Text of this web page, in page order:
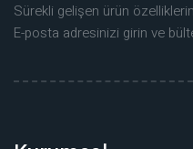
Sürekli gelişen ürün
E-posta adresinizi girin ve